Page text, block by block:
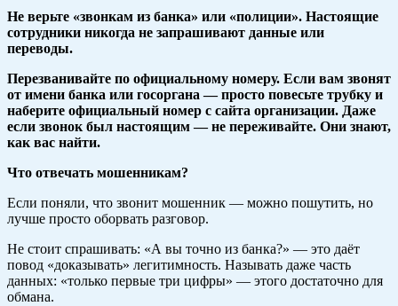
Не верьте «звонкам из банка» или «полиции». Настоящие
сотрудники никогда не запрашивают данные или
переводы.
Перезванивайте по официальному номеру. Если вам звонят
от имени банка или госоргана — просто повесьте трубку и
наберите официальный номер с сайта организации. Даже
если звонок был настоящим — не переживайте. Они знают,
как вас найти.
Что отвечать мошенникам?
Если поняли, что звонит мошенник — можно пошутить, но
лучше просто оборвать разговор.
Не стоит спрашивать: «А вы точно из банка?» — это даёт
повод «доказывать» легитимность. Называть даже часть
данных: «только первые три цифры» — этого достаточно для
обмана.